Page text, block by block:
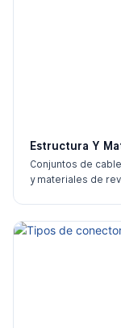
Estructura Y
Conjuntos de
y materiales de